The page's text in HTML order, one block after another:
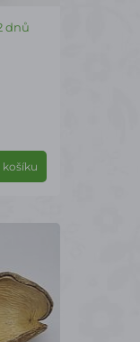
dnů
košíku